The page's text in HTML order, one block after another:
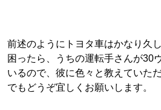
前述のようにトヨタ車はかなり久し
困ったら、うちの運転手さんが30
いるので、彼に色々と教えていた
でもどうぞ宜しくお願いします。